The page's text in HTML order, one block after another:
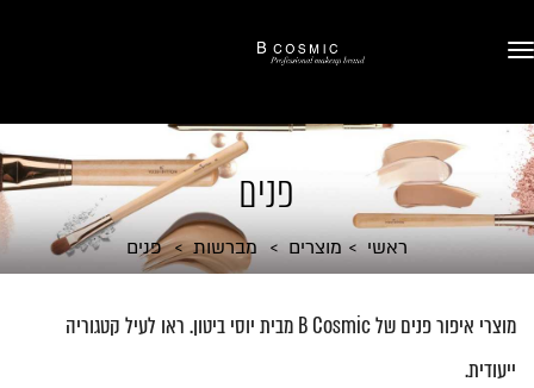
פנים
ראשי מוצרים מברשות פנים
מוצרי איפור פנים של B Cosmic מבית יוסי ביטון. ראו לעיל קטגוריה
ייעודית.